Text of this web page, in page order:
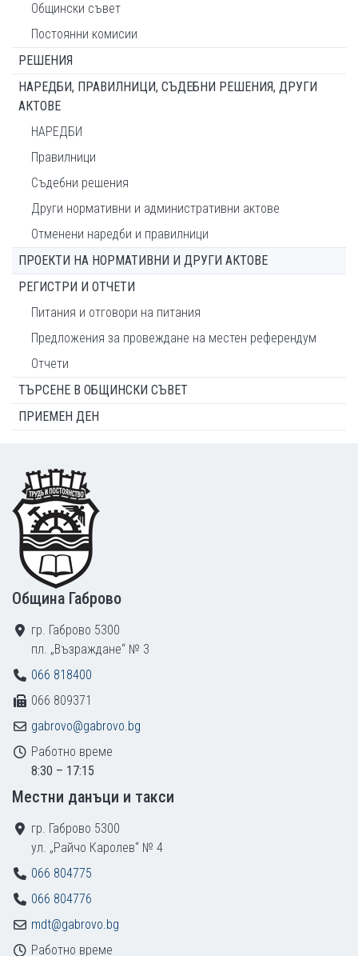
Общински съвет
Постоянни комисии
РЕШЕНИЯ
НАРЕДБИ, ПРАВИЛНИЦИ, СЪДЕБНИ РЕШЕНИЯ, ДРУГИ
АКТОВЕ
НАРЕДБИ
Правилници
Съдебни решения
Други нормативни и административни актове
Отменени наредби и правилници
ПРОЕКТИ НА НОРМАТИВНИ И ДРУГИ АКТОВЕ
РЕГИСТРИ И ОТЧЕТИ
Питания и отговори на питания
Предложения за провеждане на местен референдум
Отчети
ТЪРСЕНЕ В ОБЩИНСКИ СЪВЕТ
ПРИЕМЕН ДЕН
Footer
Община Габрово
гр. Габрово 5300
пл. „Възраждане“ № 3
066 818400
066 809371
gabrovo@gabrovo.bg
Работно време
8:30 – 17:15
Местни данъци и такси
гр. Габрово 5300
ул. „Райчо Каролев“ № 4
066 804775
066 804776
mdt@gabrovo.bg
Работно време